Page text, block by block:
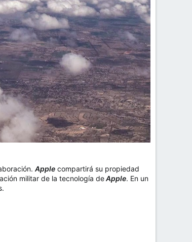
Apple compartirá su propiedad
militar de la tecnología deApple. En un